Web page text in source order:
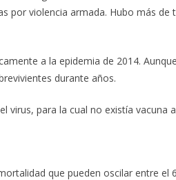
por violencia armada. Hubo más de
a la epidemia de 2014.
durante años.
virus, para la cual no existía vacuna
que pueden oscilar entre el